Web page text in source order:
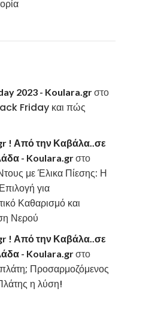
2023 - Koulara.grστο
Friday και πώς
! Από την Καβάλα..σε
- Koulara.grστο
με Έλικα Πίεσης: Η
για
Καθαρισμό και
Νερού
! Από την Καβάλα..σε
- Koulara.grστο
Προσαρμοζόμενος
η λύση!